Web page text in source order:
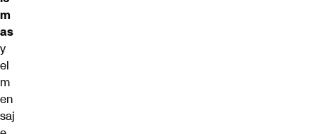
m
as
y
el
m
en
saj